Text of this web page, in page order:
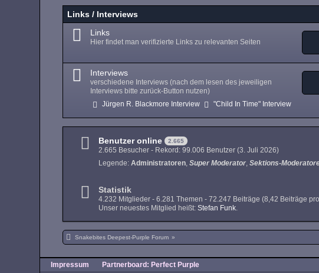
Links / Interviews
Links
Hier findet man verifizierte Links zu relevanten Seiten
Interviews
verschiedene Interviews (nach dem lesen des jeweiligen
Interviews bitte zurück-Button nutzen)
Jürgen R. Blackmore Interview "Child In Time" Interview
Benutzer online 2.665
2.665 Besucher - Rekord: 99.006 Benutzer (3. Juli 2026)
Legende: Administratoren Super Moderator Sektions-
Statistik
4.232 Mitglieder - 6.281 Themen - 72.247 Beiträge (8,42 Beiträge
Unser neuestes Mitglied heißt:Stefan Funk.
Snakebites Deepest-Purple Forum »
Impressum Partnerboard: Perfect Purple